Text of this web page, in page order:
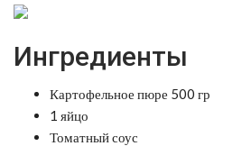
Ингредиенты
Картофельное пюре 500 гр
1 яйцо
Томатный соус